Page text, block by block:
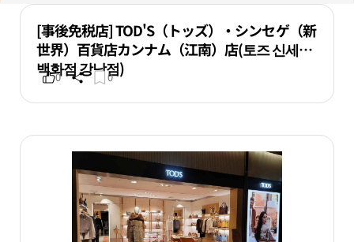
[事後免税店] TOD'S（トッズ）・シンセゲ（新
世界）百貨店カンナム（江南）店(토즈 신세계
백화점 강남점)
0 0